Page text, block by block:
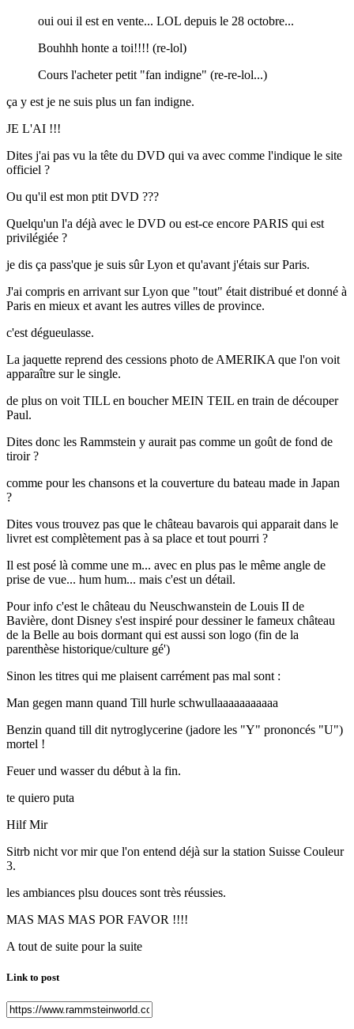
oui oui il est en vente... LOL depuis le 28 octobre...
Bouhhh honte a toi!!!! (re-lol)
Cours l'acheter petit "fan indigne" (re-re-lol...)
ça y est je ne suis plus un fan indigne.
JE L'AI !!!
Dites j'ai pas vu la tête du DVD qui va avec comme l'indique le site
officiel ?
Ou qu'il est mon ptit DVD ???
Quelqu'un l'a déjà avec le DVD ou est-ce encore PARIS qui est
privilégiée ?
je dis ça pass'que je suis sûr Lyon et qu'avant j'étais sur Paris.
J'ai compris en arrivant sur Lyon que "tout" était distribué et donné à
Paris en mieux et avant les autres villes de province.
c'est dégueulasse.
La jaquette reprend des cessions photo de AMERIKA que l'on voit
apparaître sur le single.
de plus on voit TILL en boucher MEIN TEIL en train de découper
Paul.
Dites donc les Rammstein y aurait pas comme un goût de fond de
tiroir ?
comme pour les chansons et la couverture du bateau made in Japan
?
Dites vous trouvez pas que le château bavarois qui apparait dans le
livret est complètement pas à sa place et tout pourri ?
Il est posé là comme une m... avec en plus pas le même angle de
prise de vue... hum hum... mais c'est un détail.
Pour info c'est le château du Neuschwanstein de Louis II de
Bavière, dont Disney s'est inspiré pour dessiner le fameux château
de la Belle au bois dormant qui est aussi son logo (fin de la
parenthèse historique/culture gé')
Sinon les titres qui me plaisent carrément pas mal sont :
Man gegen mann quand Till hurle schwullaaaaaaaaaaa
Benzin quand till dit nytroglycerine (jadore les "Y" prononcés "U")
mortel !
Feuer und wasser du début à la fin.
te quiero puta
Hilf Mir
Sitrb nicht vor mir que l'on entend déjà sur la station Suisse Couleur
3.
les ambiances plsu douces sont très réussies.
MAS MAS MAS POR FAVOR !!!!
A tout de suite pour la suite
Link to post